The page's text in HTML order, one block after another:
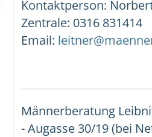
Kontaktperson:
Zentrale: 0316 831414
Email:
Männerberatung
- Augasse 30/19 (bei